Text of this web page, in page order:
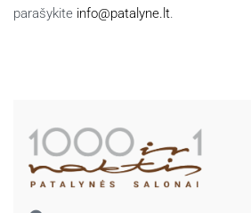
parašykite info@patalyne.lt